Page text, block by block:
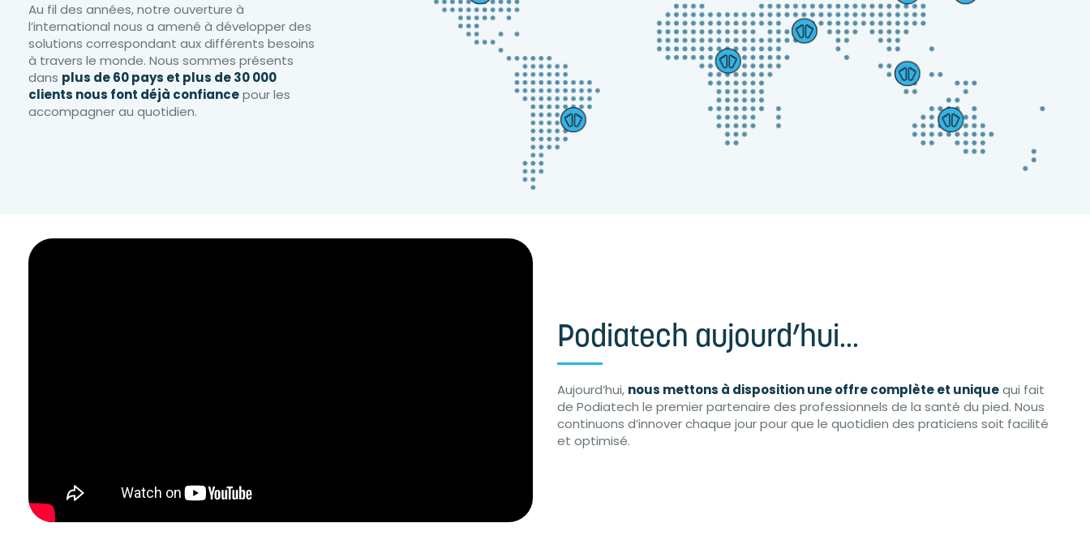
Au fil des années, notre ouverture à
l’international nous a amené à développer des
solutions correspondant aux différents besoins
à travers le monde. Nous sommes présents
dans plus de 60 pays et plus de 30 000
clients nous font déjà confiancepour les
accompagner au quotidien.
Podiatech aujourd’hui...
Aujourd’hui, nous mettons à disposition une offre complète et uniquequi fait
de Podiatech le premier partenaire des professionnels de la santé du pied. Nous
continuons d’innover chaque jour pour que le quotidien des praticiens soit facilité
et optimisé.